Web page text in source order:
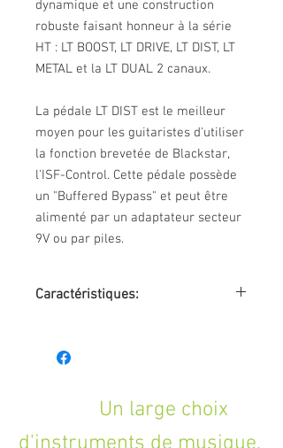
dynamique et une construction
robuste faisant honneur à la série
HT : LT BOOST, LT DRIVE, LT DIST, LT
METAL et la LT DUAL 2 canaux.
La pédale LT DIST est le meilleur
moyen pour les guitaristes d'utiliser
la fonction brevetée de Blackstar,
l'ISF-Control. Cette pédale possède
un "Buffered Bypass" et peut être
alimenté par un adaptateur secteur
9V ou par piles.
Caractéristiques:
Mono/Stéréo: Mono In, Mono Out
Mode bypass: Buffered Bypass
L'article comprend: Alimentation en
Un large choix